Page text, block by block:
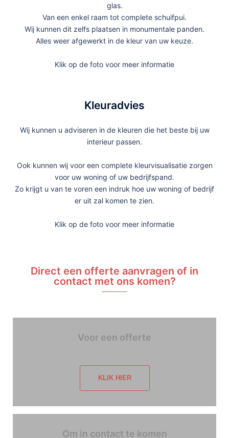
glas.
Van een enkel raam tot complete schuifpui.
Wij kunnen dit zelfs plaatsen in monumentale panden.
Alles weer afgewerkt in de kleur van uw keuze.
Klik op de foto voor meer informatie
Kleuradvies
Wij kunnen u adviseren in de kleuren die het beste bij uw
interieur passen.
Ook kunnen wij voor een complete kleurvisualisatie zorgen
voor uw woning of uw bedrijfspand.
Zo krijgt u van te voren een indruk hoe uw woning of bedrijf
er uit zal komen te zien.
Klik op de foto voor meer informatie
Direct een offerte aanvragen of in
contact met ons komen?
Voor een offerte
KLIK HIER
Om in contact te komen